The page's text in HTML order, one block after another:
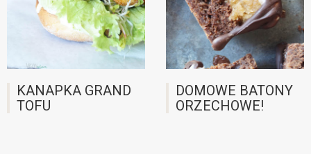
KANAPKA GRAND
TOFU
DOMOWE BATONY
ORZECHOWE!